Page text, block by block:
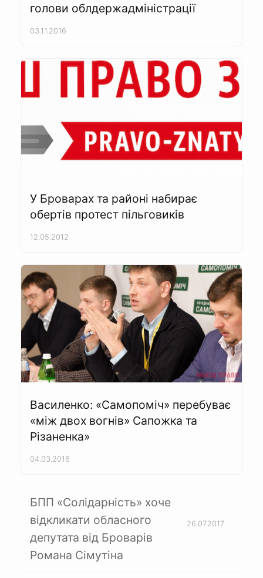
голови облдержадміністрації
03.11.2016
У Броварах та районі набирає
обертів протест пільговиків
12.05.2012
Василенко: «Самопоміч» перебуває
«між двох вогнів» Сапожка та
Різаненка»
04.03.2016
БПП «Солідарність» хоче
відкликати обласного
депутата від Броварів
Романа Сімутіна
26.07.2017